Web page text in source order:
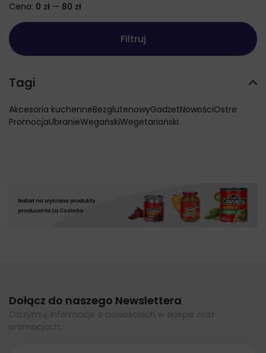
min
max
Filtruj
Cena: 0 zł — 80 zł
Tagi
Akcesoria kuchenneBezglutenowyGadżetNowościOstre
PromocjaUbranieWegańskiWegetariański
Dołącz do naszego Newslettera
Otrzymuj informacje o nowościach w sklepie oraz
promocjach.